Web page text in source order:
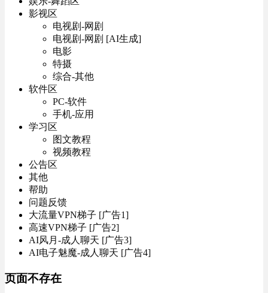
影视区
电视剧-网剧
电视剧-网剧 [AI生成]
电影
特摄
综合-其他
软件区
PC-软件
手机-应用
学习区
图文教程
视频教程
公告区
其他
帮助
问题反馈
大流量VPN梯子 [广告1]
高速VPN梯子 [广告2]
AI风月-成人聊天 [广告3]
AI电子魅魔-成人聊天 [广告4]
页面不存在